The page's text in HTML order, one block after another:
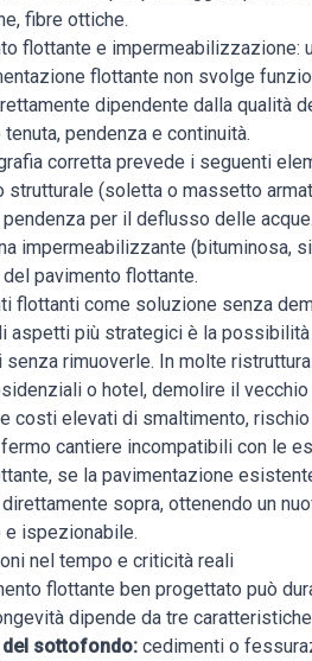
fibre ottiche.
flottante e impermeabilizzazione:
flottante non svolge
dipendente dalla qualità
tenuta, pendenza e continuità.
corretta prevede i seguenti
strutturale (soletta o massetto
per il deflusso delle acque.
impermeabilizzante (bituminosa,
pavimento flottante.
flottanti come soluzione senza
aspetti più strategici è la
rimuoverle. In molte
o hotel, demolire il
costi elevati di smaltimento,
cantiere incompatibili con le
se la pavimentazione
sopra, ottenendo un
e ispezionabile.
nel tempo e criticità reali
flottante ben progettato può
dipende da tre
sottofondo: cedimenti o